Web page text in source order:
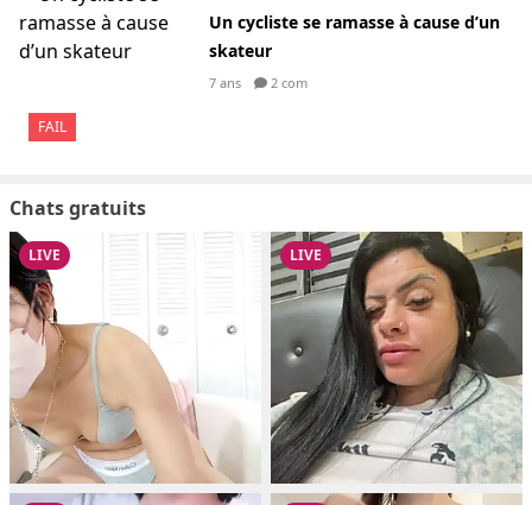
FAIL
Un cycliste se ramasse à cause d’un
skateur
7 ans 2 com
Chats gratuits